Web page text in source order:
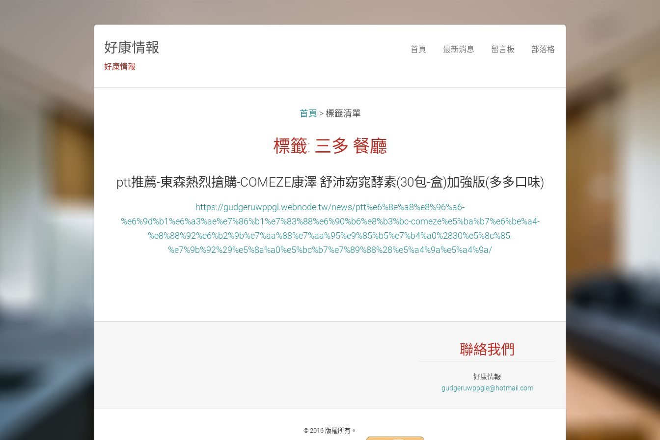
好康情報
好康情報
首頁 最新消息 留言板 部落格
首頁 > 標籤清單
標籤: 三多 餐廳
ptt推薦-東森熱烈搶購-COMEZE康澤 舒沛窈窕酵素(30包-盒)加強版(多多口味)
https://gudgeruwppgl.webnode.tw/news/ptt%e6%8e%a8%e8%96%a6-
%e6%9d%b1%e6%a3%ae%e7%86%b1%e7%83%88%e6%90%b6%e8%b3%bc-comeze%e5%ba%b7%e6%be%a4-
%e8%88%92%e6%b2%9b%e7%aa%88%e7%aa%95%e9%85%b5%e7%b4%a0%2830%e5%8c%85-
%e7%9b%92%29%e5%8a%a0%e5%bc%b7%e7%89%88%28%e5%a4%9a%e5%a4%9a/
聯絡我們
好康情報
gudgeruwppgle@hotmail.com
© 2016 版權所有。